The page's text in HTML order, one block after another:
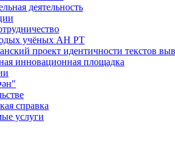
деятельность
учёных АН РТ
проект идентичности текстов
инновационная площадка
справка
услуги